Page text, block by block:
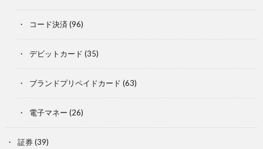
コード決済 (96)
デビットカード (35)
ブランドプリペイドカード (63)
電子マネー (26)
証券(39)